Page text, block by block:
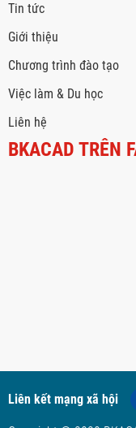
Tin tức
Giới thiệu
Chương trình đào tạo
Việc làm & Du học
Liên hệ
BKACAD TRÊN
Liên kết mạng xã hội